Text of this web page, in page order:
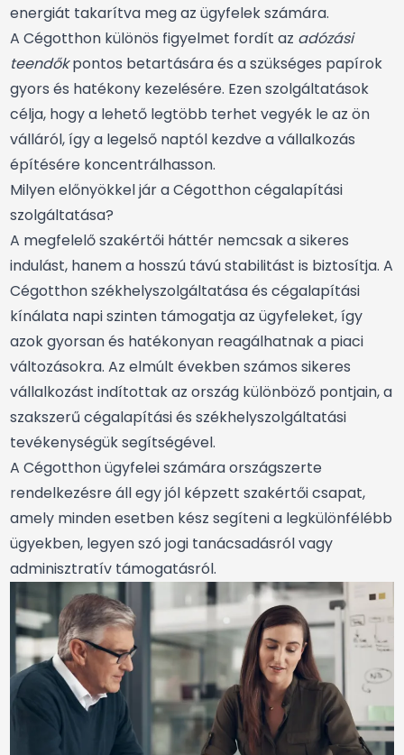
energiát takarítva meg az ügyfelek számára.
A Cégotthon különös figyelmet fordít az adózási
teendőkpontos betartására és a szükséges papírok
gyors és hatékony kezelésére. Ezen szolgáltatások
célja, hogy a lehető legtöbb terhet vegyék le az ön
válláról, így a legelső naptól kezdve a vállalkozás
építésére koncentrálhasson.
Milyen előnyökkel jár a Cégotthon cégalapítási
szolgáltatása?
A megfelelő szakértői háttér nemcsak a sikeres
indulást, hanem a hosszú távú stabilitást is biztosítja. A
Cégotthon székhelyszolgáltatása és cégalapítási
kínálata napi szinten támogatja az ügyfeleket, így
azok gyorsan és hatékonyan reagálhatnak a piaci
változásokra. Az elmúlt években számos sikeres
vállalkozást indítottak az ország különböző pontjain, a
szakszerű cégalapítási és székhelyszolgáltatási
tevékenységük segítségével.
A Cégotthon ügyfelei számára országszerte
rendelkezésre áll egy jól képzett szakértői csapat,
amely minden esetben kész segíteni a legkülönfélébb
ügyekben, legyen szó jogi tanácsadásról vagy
adminisztratív támogatásról.